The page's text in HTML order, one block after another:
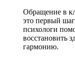
Обращение в
это первый
психологи
восстановить
гармонию.